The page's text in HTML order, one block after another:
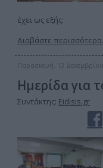
έχει ως εξής:
Διαβάστε
Παρασκευή, 13
Ημερίδα για
Συντάκτης: Eidisis.gr